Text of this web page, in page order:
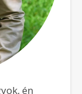
én